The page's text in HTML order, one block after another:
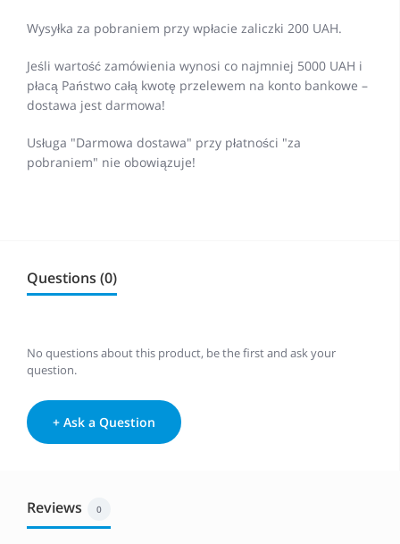
Wysyłka za pobraniem przy wpłacie zaliczki 200 UAH.
Jeśli wartość zamówienia wynosi co najmniej 5000 UAH i
płacą Państwo całą kwotę przelewem na konto bankowe –
dostawa jest darmowa!
Usługa "Darmowa dostawa" przy płatności "za
pobraniem" nie obowiązuje!
Questions (0)
No questions about this product, be the first and ask your
question.
+ Ask a Question
Reviews 0